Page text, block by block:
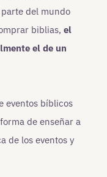
del mundo
biblias, el
el de un
eventos bíblicos
de enseñar a
de los eventos y